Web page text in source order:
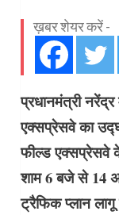
ख़बर शेयर करें -
प्रधानमंत्री नरेंद्र
एक्सप्रेसवे का
फील्ड एक्सप्रेसवे
शाम 6 बजे से 14
ट्रैफिक प्लान लागू